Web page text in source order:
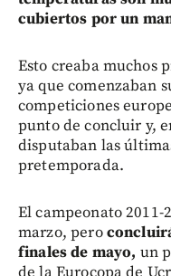
cubiertos por un
Esto creaba muchos
ya que comenzaban
competiciones
punto de concluir y,
disputaban las
pretemporada.
El campeonato
marzo, pero
finales de mayo, un